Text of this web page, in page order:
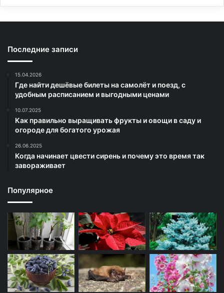
Последние записи
15.04.2026
Где найти дешёвые билеты на самолёт и поезд, с
удобным расписанием и выгодными ценами
10.07.2025
Как правильно выращивать фрукты и овощи в саду и
огороде для богатого урожая
26.06.2025
Когда начинает цвести сирень и почему это время так
завораживает
Популярное